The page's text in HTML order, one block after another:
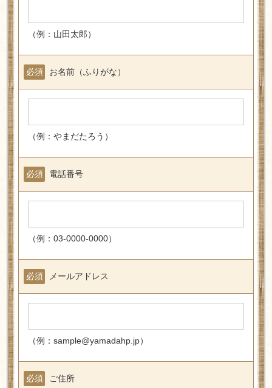
（例：山田太郎）
お名前（ふりがな）
必須
（例：やまだたろう）
電話番号
必須
（例：03-0000-0000）
メールアドレス
必須
（例：sample@yamadahp.jp）
ご住所
必須